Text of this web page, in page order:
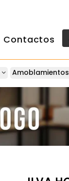
Contactos
Amoblamientos